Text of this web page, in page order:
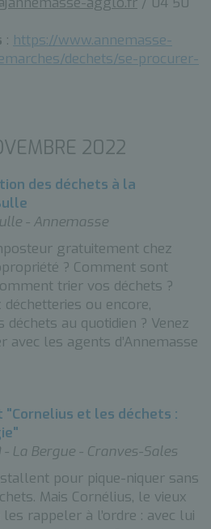
: https://www.annemasse-
dechets/se-procurer-
2022
des déchets à la
- Annemasse
gratuitement chez
? Comment sont
trier vos déchets ?
ou encore,
au quotidien ? Venez
avec les agents d’Annemasse
et les déchets :
La Bergue - Cranves-Sales
pour pique-niquer sans
Mais Cornélius, le vieux
rappeler à l’ordre : avec lui